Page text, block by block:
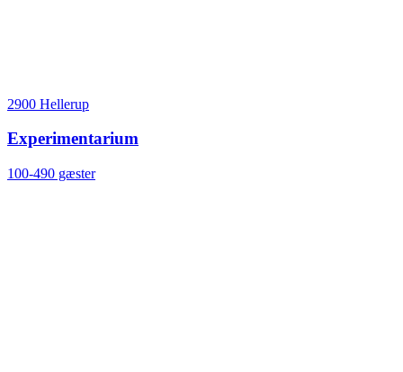
2900 Hellerup
Experimentarium
100-490 gæster